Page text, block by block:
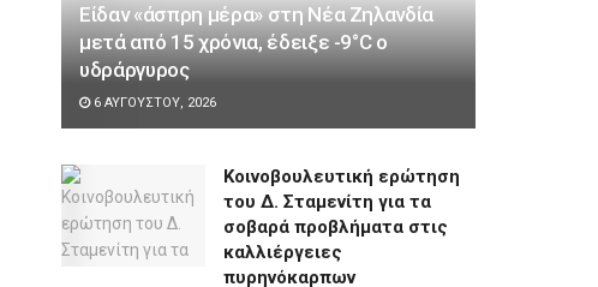
Είδαν «άσπρη μέρα» στη Νέα Ζηλανδία
μετά από 15 χρόνια, έδειξε -9°C ο
υδράργυρος
6 ΑΥΓΟΎΣΤΟΥ, 2026
Κοινοβουλευτική ερώτηση
του Δ. Σταμενίτη για τα
σοβαρά προβλήματα στις
καλλιέργειες
πυρηνόκαρπων